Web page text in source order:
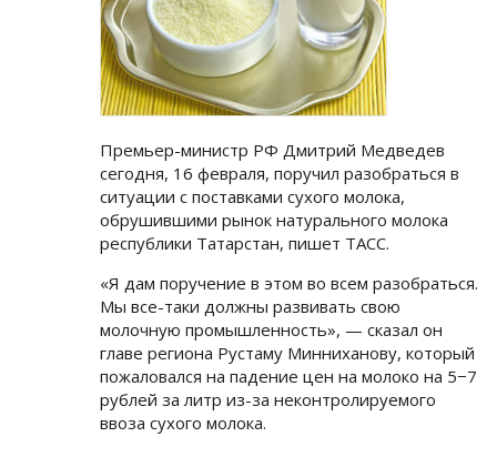
Премьер-министр РФ Дмитрий Медведев
сегодня, 16 февраля, поручил разобраться в
ситуации с поставками сухого молока,
обрушившими рынок натурального молока
республики Татарстан, пишет ТАСС.
«Я дам поручение в этом во всем разобраться.
Мы все-таки должны развивать свою
молочную промышленность», — сказал он
главе региона Рустаму Минниханову, который
пожаловался на падение цен на молоко на 5−7
рублей за литр из-за неконтролируемого
ввоза сухого молока.